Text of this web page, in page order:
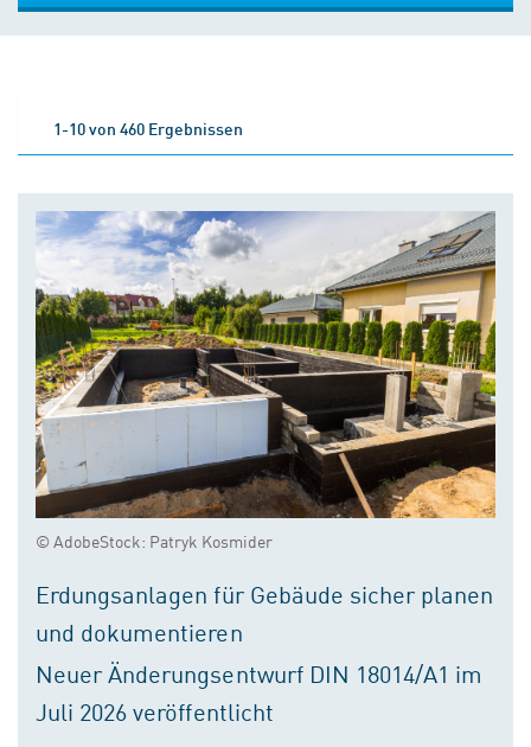
1-10 von 460 Ergebnissen
© AdobeStock: Patryk Kosmider
Erdungsanlagen für Gebäude sicher planen
und dokumentieren
Neuer Änderungsentwurf DIN 18014/A1 im
Juli 2026 veröffentlicht